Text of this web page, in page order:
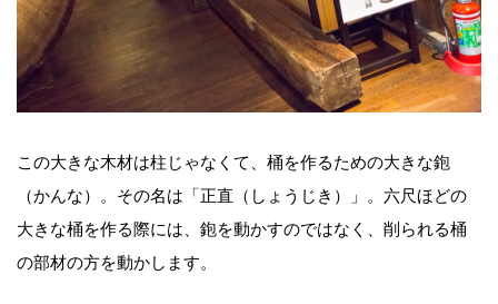
この大きな木材は柱じゃなくて、桶を作るための大きな鉋
（かんな）。その名は「正直（しょうじき）」。六尺ほどの
大きな桶を作る際には、鉋を動かすのではなく、削られる桶
の部材の方を動かします。